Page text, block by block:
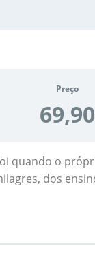
Preço
69,90
quando o
dos